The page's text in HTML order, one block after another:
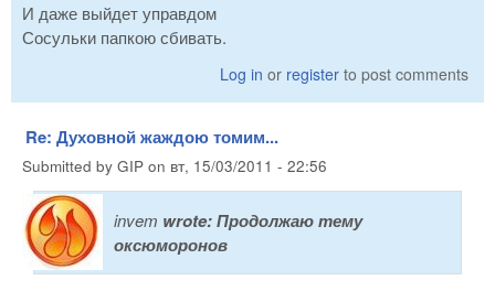
И даже выйдет управдом
Сосульки папкою сбивать.
Log in or register to post comments
Re: Духовной жаждою томим...
Submitted by GIP on вт, 15/03/2011 - 22:56
invem wrote:Продолжаю тему
оксюморонов